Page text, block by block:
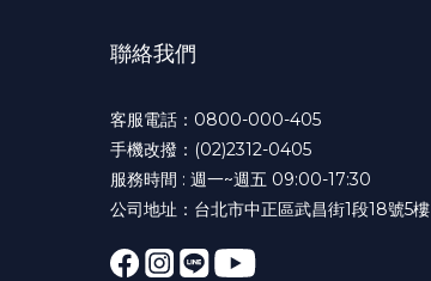
聯絡我們
客服電話：0800-000-405
手機改撥：(02)2312-0405
服務時間 : 週一~週五 09:00-17:30
公司地址：台北市中正區武昌街1段18號5樓